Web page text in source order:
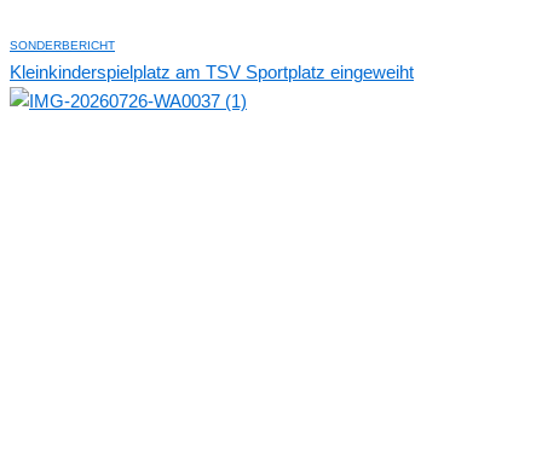
SONDERBERICHT
Kleinkinderspielplatz am TSV Sportplatz eingeweiht